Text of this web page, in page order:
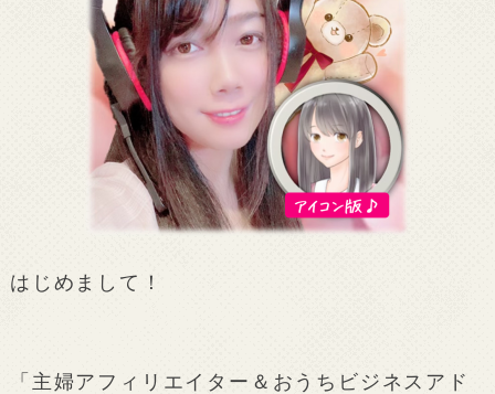
はじめまして！
「主婦アフィリエイター＆おうちビジネスアド